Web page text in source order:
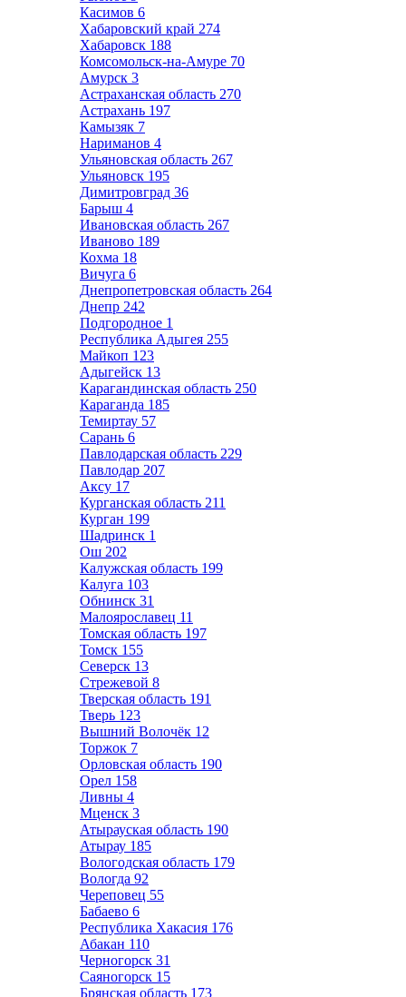
Касимов 6
Хабаровский край 274
Хабаровск 188
Комсомольск-на-Амуре 70
Амурск 3
Астраханская область 270
Астрахань 197
Камызяк 7
Нариманов 4
Ульяновская область 267
Ульяновск 195
Димитровград 36
Барыш 4
Ивановская область 267
Иваново 189
Кохма 18
Вичуга 6
Днепропетровская область 264
Днепр 242
Подгородное 1
Республика Адыгея 255
Майкоп 123
Адыгейск 13
Карагандинская область 250
Караганда 185
Темиртау 57
Сарань 6
Павлодарская область 229
Павлодар 207
Аксу 17
Курганская область 211
Курган 199
Шадринск 1
Ош 202
Калужская область 199
Калуга 103
Обнинск 31
Малоярославец 11
Томская область 197
Томск 155
Северск 13
Стрежевой 8
Тверская область 191
Тверь 123
Вышний Волочёк 12
Торжок 7
Орловская область 190
Орел 158
Ливны 4
Мценск 3
Атырауская область 190
Атырау 185
Вологодская область 179
Вологда 92
Череповец 55
Бабаево 6
Республика Хакасия 176
Абакан 110
Черногорск 31
Саяногорск 15
Брянская область 173